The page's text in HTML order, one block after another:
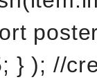
} ); //